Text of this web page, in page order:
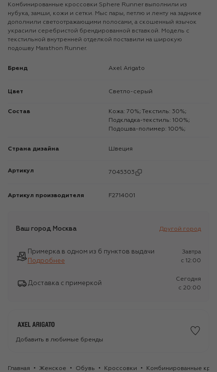
Комбинированные кроссовки Sphere Runner выполнили из
нубука, замши, кожи и сетки. Мыс пары, петлю и ленту на заднике
дополнили светоотражающими полосами, а скошенный язычок
украсили серебристой брендированной вставкой. Модель с
текстильной внутренней отделкой поставили на широкую
подошву Marathon Runner.
Бренд Axel Arigato
Цвет Светло-серый
Состав
Кожа: 70%; Текстиль: 30%;
Подкладка-текстиль: 100%;
Подошва-полимер: 100%;
Страна дизайна Швеция
Артикул 7045303
Артикул производителя F2714001
Ваш город Москва Другой город
Примерка в одном из 6 пунктов выдачи
Подробнее
Завтра
c 12:00
Доставка с примеркой
Сегодня
c 20:00
Добавить в любимые бренды
Главная Женское Обувь Кроссовки Комбинированные